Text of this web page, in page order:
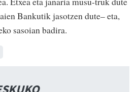
Bankutik jasotzen dute– eta,
sasoian badira.